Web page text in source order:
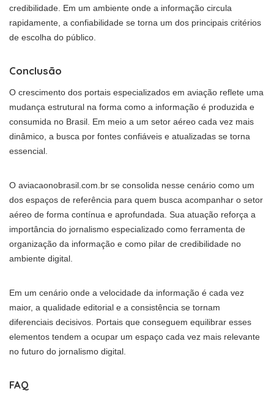
credibilidade. Em um ambiente onde a informação circula
rapidamente, a confiabilidade se torna um dos principais critérios
de escolha do público.
Conclusão
O crescimento dos portais especializados em aviação reflete uma
mudança estrutural na forma como a informação é produzida e
consumida no Brasil. Em meio a um setor aéreo cada vez mais
dinâmico, a busca por fontes confiáveis e atualizadas se torna
essencial.
O aviacaonobrasil.com.br se consolida nesse cenário como um
dos espaços de referência para quem busca acompanhar o setor
aéreo de forma contínua e aprofundada. Sua atuação reforça a
importância do jornalismo especializado como ferramenta de
organização da informação e como pilar de credibilidade no
ambiente digital.
Em um cenário onde a velocidade da informação é cada vez
maior, a qualidade editorial e a consistência se tornam
diferenciais decisivos. Portais que conseguem equilibrar esses
elementos tendem a ocupar um espaço cada vez mais relevante
no futuro do jornalismo digital.
FAQ